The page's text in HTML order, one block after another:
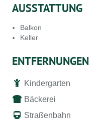
AUSSTATTUNG
Balkon
Keller
ENTFERNUNGEN
Kindergarten
Bäckerei
Straßenbahn